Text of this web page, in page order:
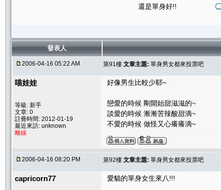
還是單身好!!
發表人
2006-04-16 05:22 AM 第91樓 文章主題: 單身男女都來投票吧
喵娃娃
等級: 新手
文章: 0
註冊時間: 2012-01-19
最近來訪: unknown
離線
好像男生比較少耶~
戀愛的時候 剛開始甜滋滋的~
談愛的時候 漸漸苦辣酸甜滴~
不愛的時候 做怪又心癢癢滴~
2006-04-16 08:20 PM 第92樓 文章主題: 單身男女都來投票吧
capricorn77 愛貓的單身女生來八!!!